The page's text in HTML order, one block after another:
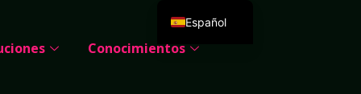
Conocimientos
Español
English